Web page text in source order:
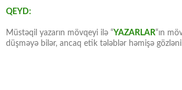
QEYD:
Müstəqil yazarın mövqeyi ilə “YAZARLAR“ın
düşməyə bilər, ancaq etik tələblər həmişə